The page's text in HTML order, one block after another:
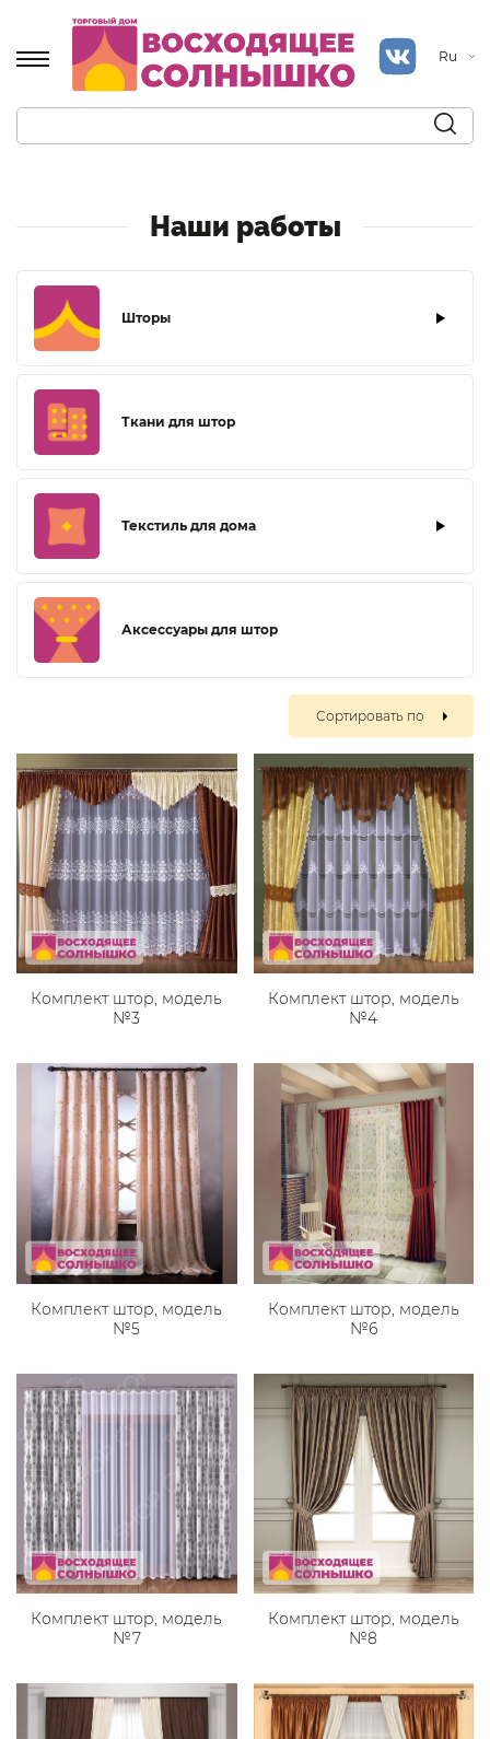
Ru
Наши работы
Шторы
Ткани для штор
Текстиль для дома
Аксессуары для штор
Сортировать по
Комплект штор, модель
№3
Комплект штор, модель
№4
Комплект штор, модель
№5
Комплект штор, модель
№6
Комплект штор, модель
№7
Комплект штор, модель
№8